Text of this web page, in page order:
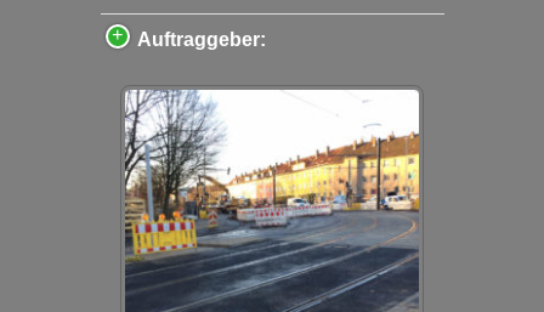
Auftraggeber: